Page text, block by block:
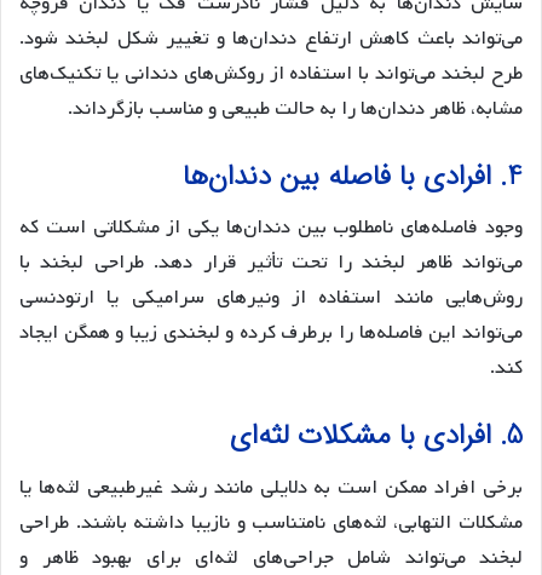
می‌تواند باعث کاهش ارتفاع دندان‌ها و تغییر شکل لبخند شود.
طرح لبخند می‌تواند با استفاده از روکش‌های دندانی یا تکنیک‌های
مشابه، ظاهر دندان‌ها را به حالت طبیعی و مناسب بازگرداند.
4. افرادی با فاصله بین دندان‌ها
وجود فاصله‌های نامطلوب بین دندان‌ها یکی از مشکلاتی است که
می‌تواند ظاهر لبخند را تحت تأثیر قرار دهد. طراحی لبخند با
روش‌هایی مانند استفاده از ونیرهای سرامیکی یا ارتودنسی
می‌تواند این فاصله‌ها را برطرف کرده و لبخندی زیبا و همگن ایجاد
کند.
5. افرادی با مشکلات لثه‌ای
برخی افراد ممکن است به دلایلی مانند رشد غیرطبیعی لثه‌ها یا
مشکلات التهابی، لثه‌های نامتناسب و نازیبا داشته باشند. طراحی
لبخند می‌تواند شامل جراحی‌های لثه‌ای برای بهبود ظاهر و